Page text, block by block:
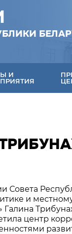
И
Совета
и
центр